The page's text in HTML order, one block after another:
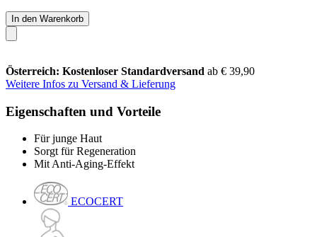
In den Warenkorb
Österreich: Kostenloser Standardversand ab € 39,90
Weitere Infos zu Versand & Lieferung
Eigenschaften und Vorteile
Für junge Haut
Sorgt für Regeneration
Mit Anti-Aging-Effekt
ECOCERT